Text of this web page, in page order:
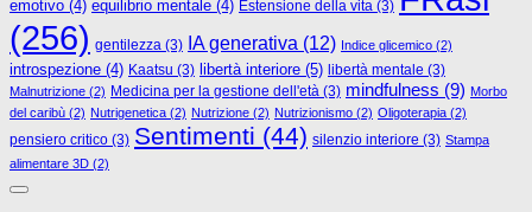
emotivo (4) equilibrio mentale (4) Estensione della vita (3)
(256) gentilezza (3) IA generativa (12) Indice glicemico (2)
introspezione (4) Kaatsu (3) libertà interiore (5) libertà mentale (3)
Malnutrizione (2) Medicina per la gestione dell'età (3) mindfulness (9) Morbo
del caribù (2) Nutrigenetica (2) Nutrizione (2) Nutrizionismo (2) Oligoterapia (2)
pensiero critico (3) Sentimenti (44) silenzio interiore (3) Stampa
alimentare 3D (2)